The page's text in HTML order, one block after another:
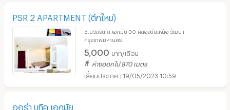
PSR 2 APARTMENT (ตึกใหม่)
ซ.นวลจิต ถ.เอกมัย 30 คลองตันเหนือ วัฒนา
กรุงเทพมหานคร
5,000 บาท/เดือน
ห่างออกไป 870 เมตร
19/05/2023 10:59
ออร่า บูทีค เอกมัย